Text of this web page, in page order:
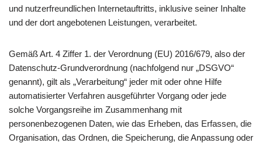
und nutzerfreundlichen Internetauftritts, inklusive seiner Inhalte
und der dort angebotenen Leistungen, verarbeitet.
Gemäß Art. 4 Ziffer 1. der Verordnung (EU) 2016/679, also der
Datenschutz-Grundverordnung (nachfolgend nur „DSGVO“
genannt), gilt als „Verarbeitung“ jeder mit oder ohne Hilfe
automatisierter Verfahren ausgeführter Vorgang oder jede
solche Vorgangsreihe im Zusammenhang mit
personenbezogenen Daten, wie das Erheben, das Erfassen, die
Organisation, das Ordnen, die Speicherung, die Anpassung oder